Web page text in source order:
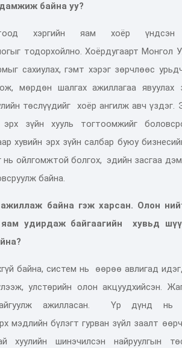
байна уу?
хэргийн яам хоёр үндсэн
тодорхойлно. Хоёрдугаарт Монгол У
сахиулах, гэмт хэрэг зөрчлөөс
, мөрдөн шалгах ажиллагаа явуулах
төслүүдийг хоёр ангилжавч үздэг.
эрх зүйн хууль тогтоомжийг
хувийн эрх зүйн салбар буюу
нь ойлгомжтой болгох, эдийн засгаа
байна.
байна гэж харсан. Олон
удирдаж байгаагийн
хувьд
байна, систем нь өөрөө авлигад
улстөрийн олон акцуудхийсэн. Ж
ажилласан. Үр дүнд нь
мэдлийн бүлэгт гурван зүйл заалт
хуулийн шинэчилсэн найруулгын